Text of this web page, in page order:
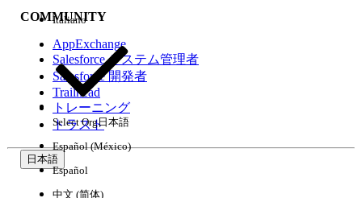
環境
COMMUNITY
AppExchange
Salesforce システム管理者
Salesforce 開発者
Trailhead
トレーニング
トラスト
日本語
Italiano
Select Org日本語
Español (México)
Español
中文 (简体)